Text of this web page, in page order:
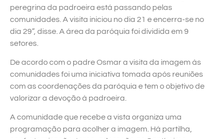
peregrina da padroeira está passando pelas
comunidades. A visita iniciou no dia 21 e encerra-se no
dia 29”, disse. A área da paróquia foi dividida em 9
setores.
De acordo com o padre Osmar a visita da imagem às
comunidades foi uma iniciativa tomada após reuniões
com as coordenações da paróquia e tem o objetivo de
valorizar a devoção à padroeira.
A comunidade que recebe a vista organiza uma
programação para acolher a imagem. Há partilha,